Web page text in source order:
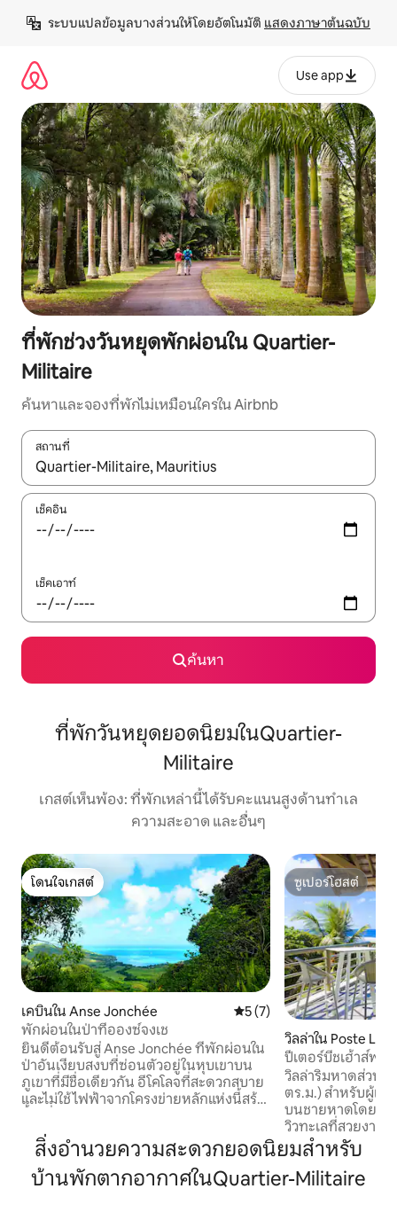
เนื้อหา
ระบบแปลข้อมูลบางส่วนให้โดยอัตโนมัติ แสดงภาษาต้นฉบับ
Use app
ที่พักช่วงวันหยุดพักผ่อนใน Quartier-
Militaire
ค้นหาและจองที่พักไม่เหมือนใครใน Airbnb
สถานที่
ใช้ลูกศรขึ้นลง หรือใช้การสัมผัสหรือปัด เพื่อสำรวจผลการค้นหา
เช็คอิน
เช็คเอาท์
ค้นหา
ที่พักวันหยุดยอดนิยมในQuartier-
Militaire
เกสต์เห็นพ้อง: ที่พักเหล่านี้ได้รับคะแนนสูงด้านทำเล
ความสะอาด และอื่นๆ
โดนใจเกสต์
โดนใจเกสต์
เคบินใน Anse Jonchée คะแนนเฉลี่ย 5 จาก 5, 7 รีวิว
5 (7)
พักผ่อนในป่าที่อองซ์จงเช
ยินดีต้อนรับสู่ Anse Jonchée ที่พักผ่อนใน
ป่าอันเงียบสงบที่ซ่อนตัวอยู่ในหุบเขาบน
ภูเขาที่มีชื่อเดียวกัน อีโคโลจที่สะดวกสบาย
และไม่ใช้ไฟฟ้าจากโครงข่ายหลักแห่งนี้สร้าง
การตัดขาดจากโลกภายนอก ไม่มีโทรทัศน์
ไม่มี Wi-Fi และไม่มีเพื่อนบ้าน — มีเพียงเสียง
นกร้องและความเงียบสงบที่คุณจะได้ยิน
เสียงลมหายใจของตัวเอง ที่นี่ ความกังวลจะ
ซูเปอร์โฮสต์
ซูเปอร์โฮสต์
วิลล่าใน Poste
ปีเตอร์บีชเฮ้าส์พร้
อาหารได้
วิลล่าริมหาดส่วนตั
ตร.ม.) สำหรับผู้เข้
บนชายหาดโดยตร
วิวทะเลที่สวยงาม
ต้องการความสงบ
จากผู้เข้าพัก 2 คน
ยังเหมาะสำหรับค
สิ่งอำนวยความสะดวกยอดนิยมสำหรับ
บ้านพักตากอากาศในQuartier-Militaire